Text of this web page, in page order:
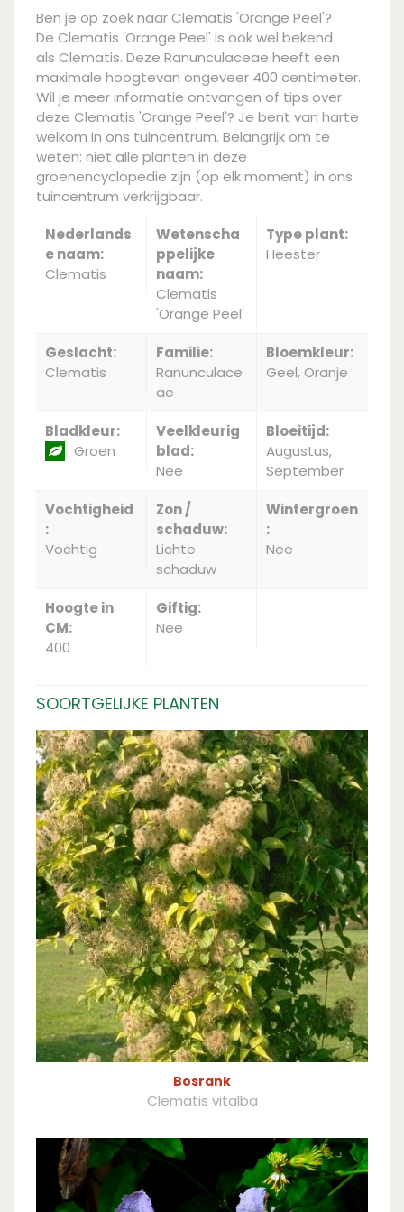
Ben je op zoek naar Clematis 'Orange Peel'?
De Clematis 'Orange Peel' is ook wel bekend
als Clematis. Deze Ranunculaceae heeft een
maximale hoogtevan ongeveer 400 centimeter.
Wil je meer informatie ontvangen of tips over
deze Clematis 'Orange Peel'? Je bent van harte
welkom in ons tuincentrum. Belangrijk om te
weten: niet alle planten in deze
groenencyclopedie zijn (op elk moment) in ons
tuincentrum verkrijgbaar.
Nederlands
e naam:
Clematis
Wetenscha
ppelijke
naam:
Clematis
'Orange Peel'
Type plant:
Heester
Geslacht:
Clematis
Familie:
Ranunculace
ae
Bloemkleur:
Geel, Oranje
Bladkleur:
Groen
Veelkleurig
blad:
Nee
Bloeitijd:
Augustus,
September
Vochtigheid
:
Vochtig
Zon /
schaduw:
Lichte
schaduw
Wintergroen
:
Nee
Hoogte in
CM:
400
Giftig:
Nee
SOORTGELIJKE PLANTEN
Bosrank
Clematis vitalba